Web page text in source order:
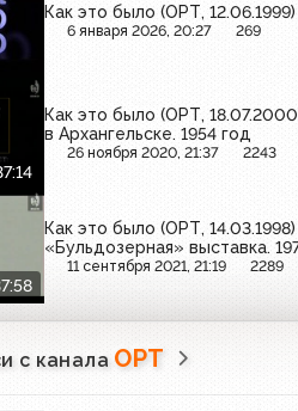
Как это было (ОРТ, 12.06.1999)
6 января 2026, 20:27 269
Как это было (ОРТ,
в Архангельске. 1954 год
26 ноября 2020, 21:37 2243
Как это было (ОРТ, 14.03.1998)
«Бульдозерная» выставка.
11 сентября 2021, 21:19 2289
с канала ОРТ